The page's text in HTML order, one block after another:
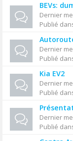
BEVs:
Dernier
Publié
Dernier
Publié
Kia EV2
Dernier
Publié
Dernier
Publié